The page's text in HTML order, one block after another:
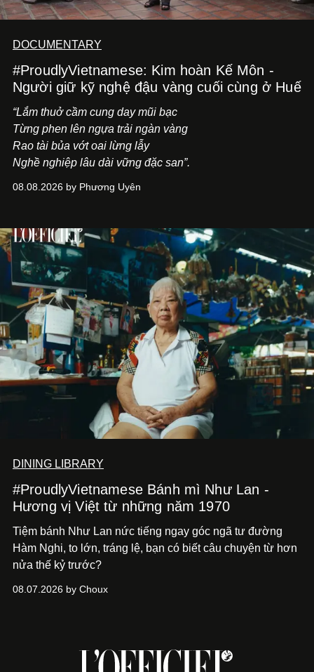
DOCUMENTARY
#ProudlyVietnamese: Kim hoàn Kế Môn -
Người giữ kỹ nghệ đậu vàng cuối cùng ở Huế
“Lắm thuở cầm cung day mũi bạc
Từng phen lên ngựa trải ngàn vàng
Rao tài bủa vớt oai lừng lẫy
Nghề nghiệp lâu dài vững đặc san”.
08.08.2026 by Phương Uyên
DINING LIBRARY
#ProudlyVietnamese Bánh mì Như Lan -
Hương vị Việt từ những năm 1970
Tiệm bánh Như Lan nức tiếng ngay góc ngã tư đường
Hàm Nghi, to lớn, tráng lệ, bạn có biết câu chuyện từ hơn
nửa thế kỷ trước?
08.07.2026 by Choux